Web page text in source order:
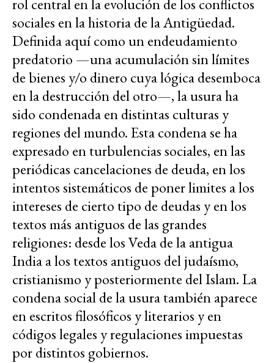
rol central en la evolución de los conflictos
sociales en la historia de la Antigüedad.
Definida aquí como un endeudamiento
predatorio —una acumulación sin límites
de bienes y/o dinero cuya lógica desemboca
en la destrucción del otro—, la usura ha
sido condenada en distintas culturas y
regiones del mundo. Esta condena se ha
expresado en turbulencias sociales, en las
periódicas cancelaciones de deuda, en los
intentos sistemáticos de poner limites a los
intereses de cierto tipo de deudas y en los
textos más antiguos de las grandes
religiones: desde los Veda de la antigua
India a los textos antiguos del judaísmo,
cristianismo y posteriormente del Islam. La
condena social de la usura también aparece
en escritos filosóficos y literarios y en
códigos legales y regulaciones impuestas
por distintos gobiernos.